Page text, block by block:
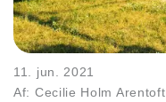
11. jun. 2021
Af: Cecilie Holm Arentoft